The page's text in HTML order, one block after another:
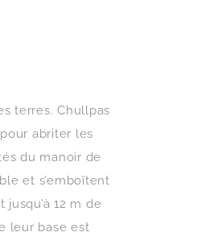
terres. Chullpas
abriter les
du manoir de
et s’emboîtent
12 m de
leur base est